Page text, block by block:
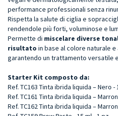
performance professionali senza
Rispetta la salute di ciglia e
rendendole più forti, voluminose e
Permette di miscelare diverse
risultato in base al colore naturale
garantendo un trattamento versatile
Starter Kit composto da:
Ref. TC163 Tinta ibrida liquida – Nero -
Ref. TC161 Tinta ibrida liquida –
Ref. TC162 Tinta ibrida liquida –